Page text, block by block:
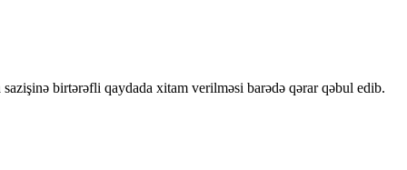
birtərəfli qaydada xitam verilməsi barədə qərar qəbul edib.